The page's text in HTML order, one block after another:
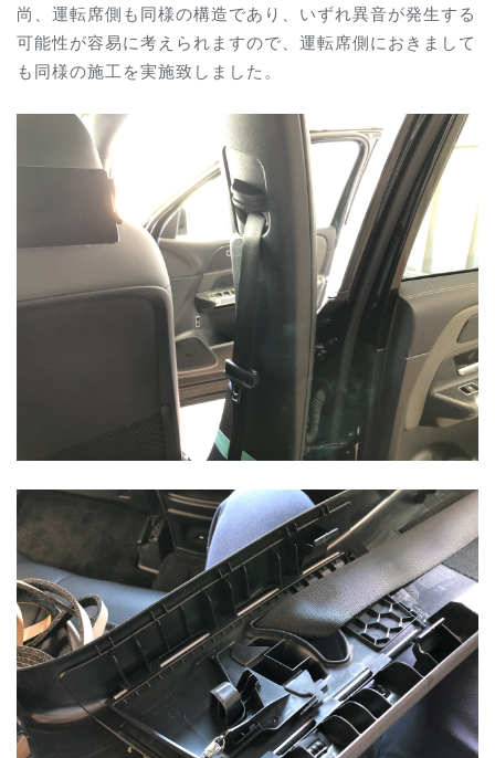
尚、運転席側も同様の構造であり、いずれ異音が発生する
可能性が容易に考えられますので、運転席側におきまして
も同様の施工を実施致しました。